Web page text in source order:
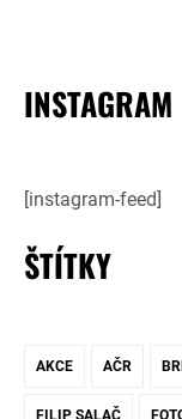
INSTAGRAM
[instagram-feed]
ŠTÍTKY
AKCE AČR
FILIP SALAČ